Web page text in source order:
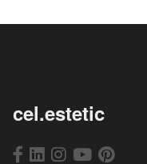
cel.estetic